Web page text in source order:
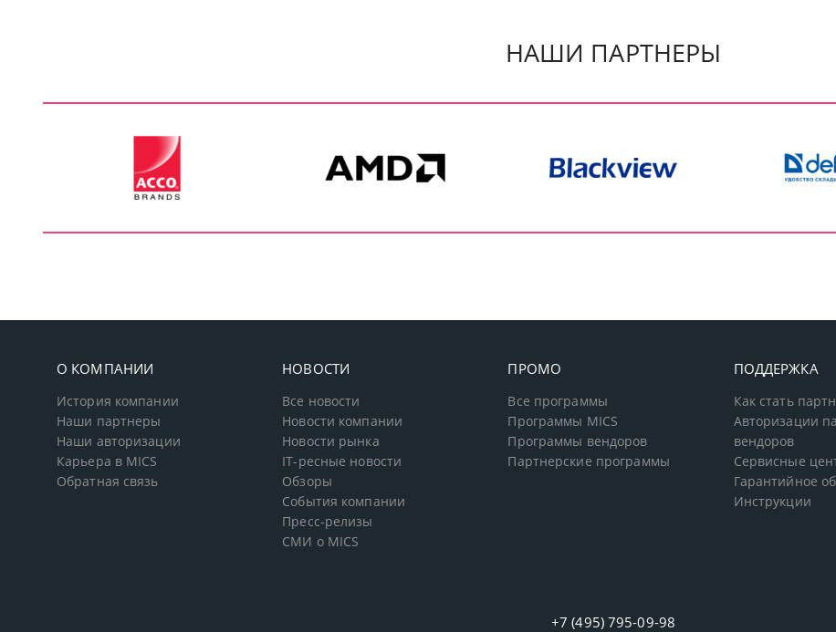
НАШИ ПАРТНЕРЫ
О КОМПАНИИ
История компании
Наши партнеры
Наши авторизации
Карьера в MICS
Обратная связь
НОВОСТИ
Все новости
Новости компании
Новости рынка
IT-ресные новости
Обзоры
События компании
Пресс-релизы
СМИ о MICS
ПРОМО
Все программы
Программы MICS
Программы вендоров
Партнерские программы
ПОДДЕРЖКА
Как стать
Авторизации
вендоров
Сервисные
Гарантийное
Инструкции
+7 (495) 795-09-98